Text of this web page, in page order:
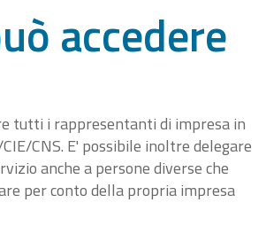
accedere
tutti i rappresentanti di impresa in
CNS. E' possibile inoltre delegare
anche a persone diverse che
per conto della propria impresa